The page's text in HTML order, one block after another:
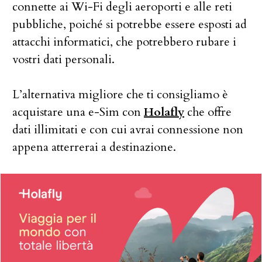
connette ai Wi-Fi degli aeroporti e alle reti
pubbliche, poiché si potrebbe essere esposti ad
attacchi informatici, che potrebbero rubare i
vostri dati personali.
L’alternativa migliore che ti consigliamo è
acquistare una e-Sim conHolafly che offre
dati illimitati e con cui avrai connessione non
appena atterrerai a destinazione.